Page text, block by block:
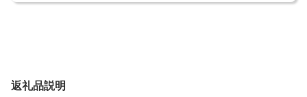
返礼品説明